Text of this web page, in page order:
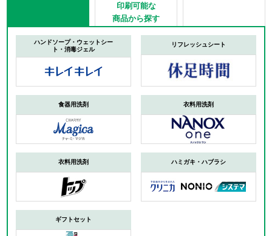
印刷可能な
商品から探す
ハンドソープ・ウェットシー
ト・消毒ジェル
リフレッシュシート
食器用洗剤 衣料用洗剤
衣料用洗剤 ハミガキ・ハブラシ
ギフトセット